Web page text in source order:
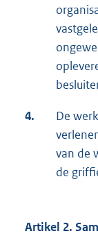
4.
De
van de
de
Artikel 2.